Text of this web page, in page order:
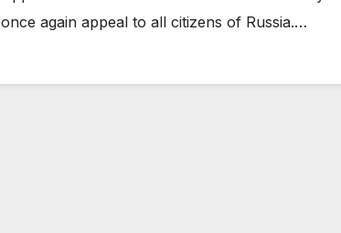
once again appeal to all citizens of Russia.…